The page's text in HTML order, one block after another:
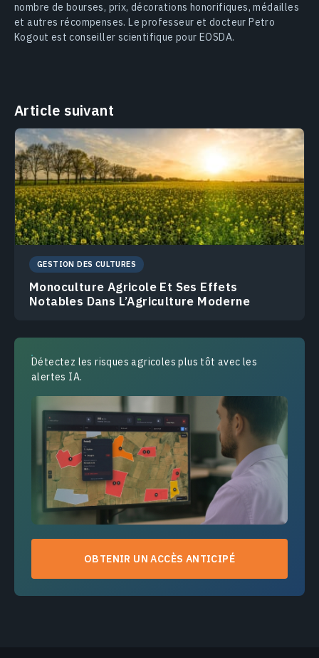
nombre de bourses, prix, décorations honorifiques, médailles
et autres récompenses. Le professeur et docteur Petro
Kogout est conseiller scientifique pour EOSDA.
Article suivant
GESTION DES CULTURES
Monoculture Agricole Et Ses Effets
Notables Dans L’Agriculture Moderne
Détectez les risques agricoles plus tôt avec les
alertes IA.
OBTENIR UN ACCÈS ANTICIPÉ